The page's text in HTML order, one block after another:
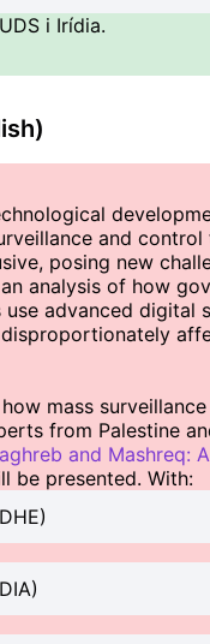
i Irídia.
and
posing new
analysis of how
use advanced
mass
from Palestine
and
be presented. With: